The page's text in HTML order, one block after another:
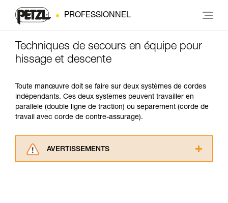
PROFESSIONNEL
Techniques de secours en équipe pour
hissage et descente
Toute manœuvre doit se faire sur deux systèmes de cordes
indépendants. Ces deux systèmes peuvent travailler en
parallèle (double ligne de traction) ou séparément (corde de
travail avec corde de contre-assurage).
AVERTISSEMENTS